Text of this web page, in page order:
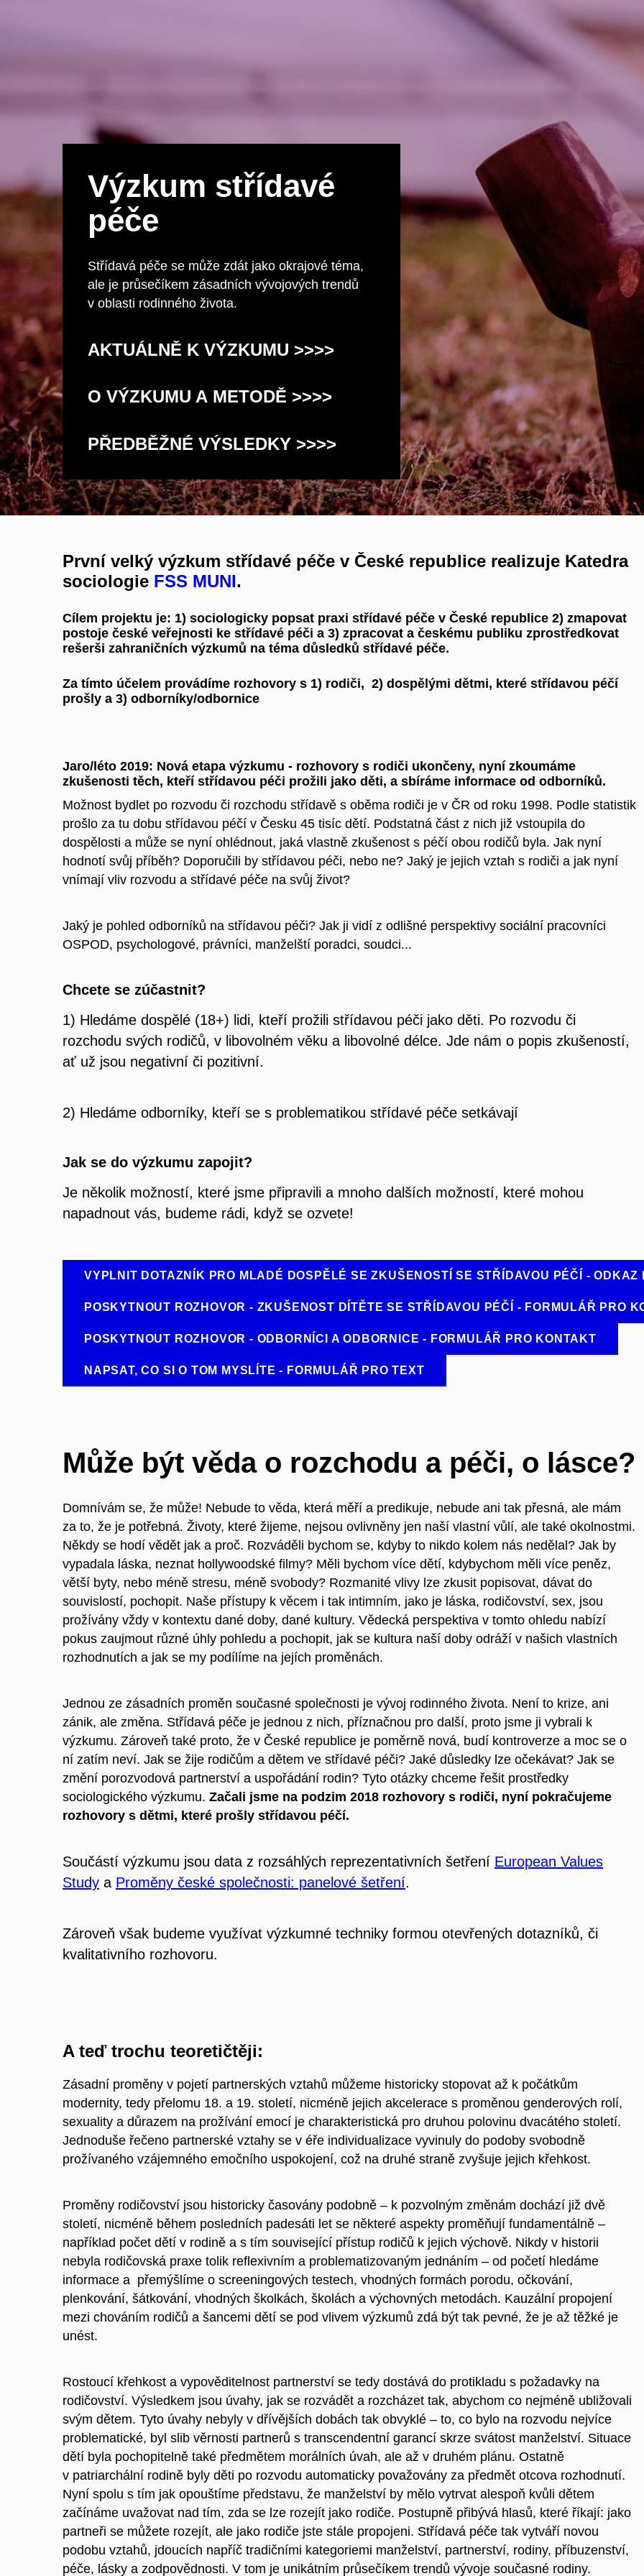
Výzkum střídavé
péče
Střídavá péče se může zdát jako okrajové téma,
ale je průsečíkem zásadních vývojových trendů
v oblasti rodinného života.
AKTUÁLNĚ K VÝZKUMU >>>>
O VÝZKUMU A METODĚ >>>>
PŘEDBĚŽNÉ VÝSLEDKY >>>>
První velký výzkum střídavé péče v České republice realizuje Katedra
sociologie FSS MUNI.
Cílem projektu je: 1) sociologicky popsat praxi střídavé péče v České republice 2) zmapovat
postoje české veřejnosti ke střídavé péči a 3) zpracovat a českému publiku zprostředkovat
rešerši zahraničních výzkumů na téma důsledků střídavé péče.
Za tímto účelem provádíme rozhovory s 1) rodiči, 2) dospělými dětmi, které střídavou péčí
prošly a 3) odborníky/odbornice
Jaro/léto 2019: Nová etapa výzkumu - rozhovory s rodiči ukončeny, nyní zkoumáme
zkušenosti těch, kteří střídavou péči prožili jako děti, a sbíráme informace od odborníků.
Možnost bydlet po rozvodu či rozchodu střídavě s oběma rodiči je v ČR od roku 1998. Podle statistik
prošlo za tu dobu střídavou péčí v Česku 45 tisíc dětí. Podstatná část z nich již vstoupila do
dospělosti a může se nyní ohlédnout, jaká vlastně zkušenost s péčí obou rodičů byla. Jak nyní
hodnotí svůj příběh? Doporučili by střídavou péči, nebo ne? Jaký je jejich vztah s rodiči a jak nyní
vnímají vliv rozvodu a střídavé péče na svůj život?
Jaký je pohled odborníků na střídavou péči? Jak ji vidí z odlišné perspektivy sociální pracovníci
OSPOD, psychologové, právníci, manželští poradci, soudci...
Chcete se zúčastnit?
1) Hledáme dospělé (18+) lidi, kteří prožili střídavou péči jako děti. Po rozvodu či
rozchodu svých rodičů, v libovolném věku a libovolné délce. Jde nám o popis zkušeností,
ať už jsou negativní či pozitivní.
2) Hledáme odborníky, kteří se s problematikou střídavé péče setkávají
Jak se do výzkumu zapojit?
Je několik možností, které jsme připravili a mnoho dalších možností, které mohou
napadnout vás, budeme rádi, když se ozvete!
VYPLNIT DOTAZNÍK PRO MLADÉ DOSPĚLÉ SE ZKUŠENOSTÍ SE STŘÍDAVOU PÉČÍ - ODKAZ
POSKYTNOUT ROZHOVOR - ZKUŠENOST DÍTĚTE SE STŘÍDAVOU PÉČÍ - FORMULÁŘ PRO
POSKYTNOUT ROZHOVOR - ODBORNÍCI A ODBORNICE - FORMULÁŘ PRO KONTAKT
NAPSAT, CO SI O TOM MYSLÍTE - FORMULÁŘ PRO TEXT
Může být věda o rozchodu a péči, o lásce?
Domnívám se, že může! Nebude to věda, která měří a predikuje, nebude ani tak přesná, ale mám
za to, že je potřebná. Životy, které žijeme, nejsou ovlivněny jen naší vlastní vůlí, ale také okolnostmi.
Někdy se hodí vědět jak a proč. Rozváděli bychom se, kdyby to nikdo kolem nás nedělal? Jak by
vypadala láska, neznat hollywoodské filmy? Měli bychom více dětí, kdybychom měli více peněz,
větší byty, nebo méně stresu, méně svobody? Rozmanité vlivy lze zkusit popisovat, dávat do
souvislostí, pochopit. Naše přístupy k věcem i tak intimním, jako je láska, rodičovství, sex, jsou
prožívány vždy v kontextu dané doby, dané kultury. Vědecká perspektiva v tomto ohledu nabízí
pokus zaujmout různé úhly pohledu a pochopit, jak se kultura naší doby odráží v našich vlastních
rozhodnutích a jak se my podílíme na jejích proměnách.
Jednou ze zásadních proměn současné společnosti je vývoj rodinného života. Není to krize, ani
zánik, ale změna. Střídavá péče je jednou z nich, příznačnou pro další, proto jsme ji vybrali k
výzkumu. Zároveň také proto, že v České republice je poměrně nová, budí kontroverze a moc se o
ní zatím neví. Jak se žije rodičům a dětem ve střídavé péči? Jaké důsledky lze očekávat? Jak se
změní porozvodová partnerství a uspořádání rodin? Tyto otázky chceme řešit prostředky
sociologického výzkumu. Začali jsme na podzim 2018 rozhovory s rodiči, nyní pokračujeme
rozhovory s dětmi, které prošly střídavou péčí.
Součástí výzkumu jsou data z rozsáhlých reprezentativních šetření European Values
Study a Proměny české společnosti: panelové šetření.
Zároveň však budeme využívat výzkumné techniky formou otevřených dotazníků, či
kvalitativního rozhovoru.
A teď trochu teoretičtěji:
Zásadní proměny v pojetí partnerských vztahů můžeme historicky stopovat až k počátkům
modernity, tedy přelomu 18. a 19. století, nicméně jejich akcelerace s proměnou genderových rolí,
sexuality a důrazem na prožívání emocí je charakteristická pro druhou polovinu dvacátého století.
Jednoduše řečeno partnerské vztahy se v éře individualizace vyvinuly do podoby svobodně
prožívaného vzájemného emočního uspokojení, což na druhé straně zvyšuje jejich křehkost.
Proměny rodičovství jsou historicky časovány podobně – k pozvolným změnám dochází již dvě
století, nicméně během posledních padesáti let se některé aspekty proměňují fundamentálně –
například počet dětí v rodině a s tím související přístup rodičů k jejich výchově. Nikdy v historii
nebyla rodičovská praxe tolik reflexivním a problematizovaným jednáním – od početí hledáme
informace a přemýšlíme o screeningových testech, vhodných formách porodu, očkování,
plenkování, šátkování, vhodných školkách, školách a výchovných metodách. Kauzální propojení
mezi chováním rodičů a šancemi dětí se pod vlivem výzkumů zdá být tak pevné, že je až těžké je
unést.
Rostoucí křehkost a vypověditelnost partnerství se tedy dostává do protikladu s požadavky na
rodičovství. Výsledkem jsou úvahy, jak se rozvádět a rozcházet tak, abychom co nejméně ubližovali
svým dětem. Tyto úvahy nebyly v dřívějších dobách tak obvyklé – to, co bylo na rozvodu nejvíce
problematické, byl slib věrnosti partnerů s transcendentní garancí skrze svátost manželství. Situace
dětí byla pochopitelně také předmětem morálních úvah, ale až v druhém plánu. Ostatně
v patriarchální rodině byly děti po rozvodu automaticky považovány za předmět otcova rozhodnutí.
Nyní spolu s tím jak opouštíme představu, že manželství by mělo vytrvat alespoň kvůli dětem
začínáme uvažovat nad tím, zda se lze rozejít jako rodiče. Postupně přibývá hlasů, které říkají: jako
partneři se můžete rozejít, ale jako rodiče jste stále propojeni. Střídavá péče tak vytváří novou
podobu vztahů, jdoucích napříč tradičními kategoriemi manželství, partnerství, rodiny, příbuzenství,
péče, lásky a zodpovědnosti. V tom je unikátním průsečíkem trendů vývoje současné rodiny.